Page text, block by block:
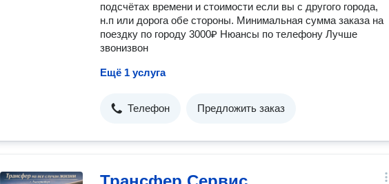
подсчётах времени и стоимости если вы с другого города,
н.п или дорога обе стороны. Минимальная сумма заказа на
поездку по городу 3000₽ Нюансы по телефону Лучше
звонизвон
Ещё 1 услуга
Телефон Предложить заказ